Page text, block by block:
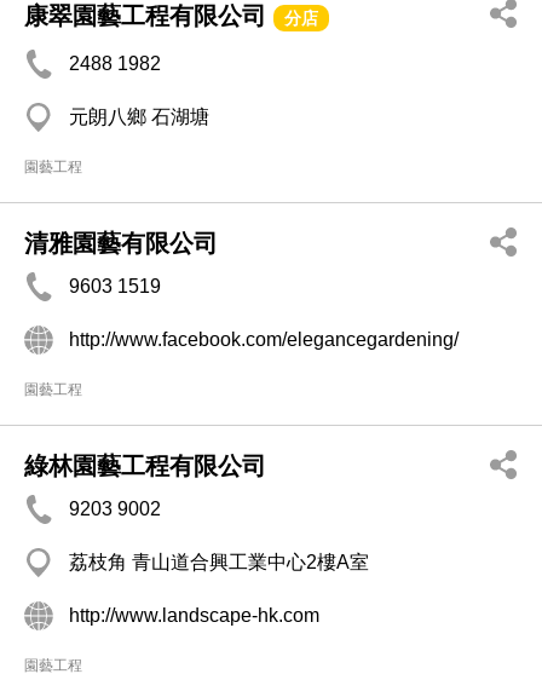
康翠園藝工程有限公司 分店
2488 1982
元朗八鄉 石湖塘
園藝工程
清雅園藝有限公司
9603 1519
http://www.facebook.com/elegancegardening/
園藝工程
綠林園藝工程有限公司
9203 9002
荔枝角 青山道合興工業中心2樓A室
http://www.landscape-hk.com
園藝工程